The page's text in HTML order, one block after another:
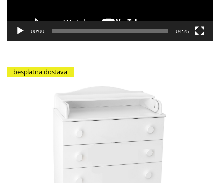
00:00 04:25
besplatna dostava